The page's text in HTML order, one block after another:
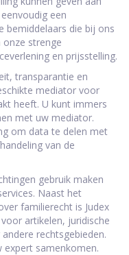
een
bemiddelaars die bij ons
strenge
en prijsstelling.
transparantie en
mediator voor
heeft. U kunt immers
met uw mediator.
om data te delen met
van de
gebruik maken
Naast het
familierecht is Judex
artikelen, juridische
rechtsgebieden.
expert samenkomen.